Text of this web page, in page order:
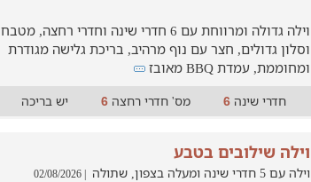
וילה גדולה ומרווחת עם 6 חדרי שינה וחדרי רחצה, מטבח
וסלון גדולים, חצר עם נוף מרהיב, בריכת גלישה מגודרת
ומחוממת, עמדת BBQ מאובז
חדרי שינה6 מס' חדרי רחצה6 יש בריכה
וילה שילובים בטבע
וילה עם 5 חדרי שינה ומעלה בצפון, שתולה | 02/08/2026